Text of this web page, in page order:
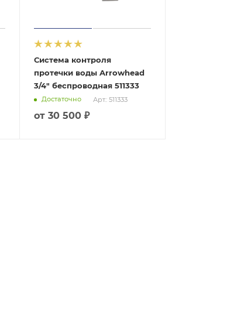
Система контроля
протечки воды Arrowhead
3/4" беспроводная 511333
Достаточно Арт.: 511333
от30 500 ₽